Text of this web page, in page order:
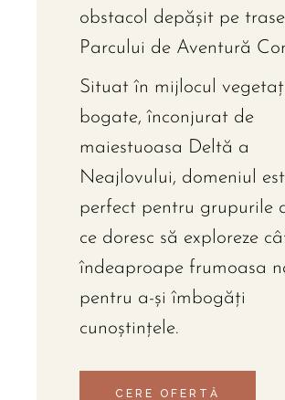
obstacol depășit pe
Parcului de Aventură
Situat în mijlocul
bogate, înconjurat de
maiestuoasa Deltă a
Neajlovului, domeniul
perfect pentru grupurile
ce doresc să exploreze
îndeaproape frumoasa
pentru a-și îmbogăți
cunoștințele.
CERE OFERTĂ